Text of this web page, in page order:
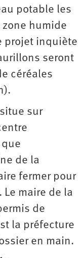
potable les
humide
projet inquiète
seront
céréales
sur
de la
fermer pour
maire de la
de
la préfecture
en main.